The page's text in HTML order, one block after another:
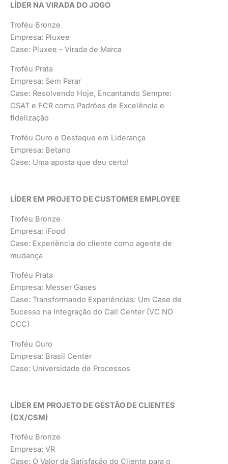
LÍDER NA VIRADA DO JOGO
Troféu Bronze
Empresa: Pluxee
Case: Pluxee – Virada de Marca
Troféu Prata
Empresa: Sem Parar
Case: Resolvendo Hoje, Encantando Sempre:
CSAT e FCR como Padrões de Excelência e
fidelização
Troféu Ouro e Destaque em Liderança
Empresa: Betano
Case: Uma aposta que deu certo!
LÍDER EM PROJETO DE CUSTOMER EMPLOYEE
Troféu Bronze
Empresa: iFood
Case: Experiência do cliente como agente de
mudança
Troféu Prata
Empresa: Messer Gases
Case: Transformando Experiências: Um Case de
Sucesso na Integração do Call Center (VC NO
CCC)
Troféu Ouro
Empresa: Brasil Center
Case: Universidade de Processos
LÍDER EM PROJETO DE GESTÃO DE CLIENTES
(CX/CSM)
Troféu Bronze
Empresa: VR
Case: O Valor da Satisfação do Cliente para o